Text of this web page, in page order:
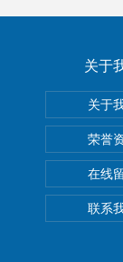
关于
关于
荣誉
在线
联系